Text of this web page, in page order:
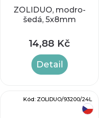
ZOLIDUO, modro-
šedá, 5x8mm
14,88 Kč
Detail
Kód: ZOLIDUO/93200/24L